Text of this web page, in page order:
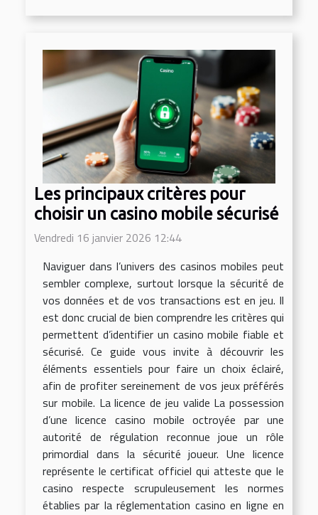
Les principaux critères pour
choisir un casino mobile sécurisé
Vendredi 16 janvier 2026 12:44
Naviguer dans l’univers des casinos mobiles peut
sembler complexe, surtout lorsque la sécurité de
vos données et de vos transactions est en jeu. Il
est donc crucial de bien comprendre les critères qui
permettent d’identifier un casino mobile fiable et
sécurisé. Ce guide vous invite à découvrir les
éléments essentiels pour faire un choix éclairé,
afin de profiter sereinement de vos jeux préférés
sur mobile. La licence de jeu valide La possession
d’une licence casino mobile octroyée par une
autorité de régulation reconnue joue un rôle
primordial dans la sécurité joueur. Une licence
représente le certificat officiel qui atteste que le
casino respecte scrupuleusement les normes
établies par la réglementation casino en ligne en